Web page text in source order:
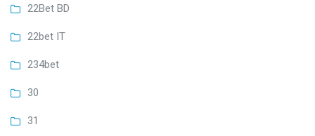
22Bet BD
22bet IT
234bet
30
31